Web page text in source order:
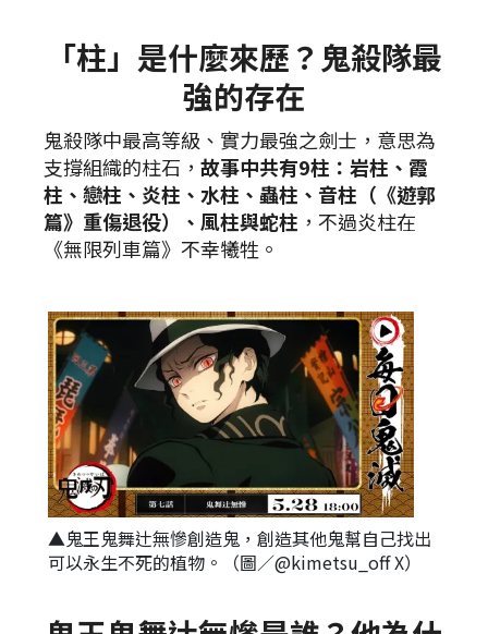
「柱」是什麼來歷？鬼殺隊最
強的存在
鬼殺隊中最高等級、實力最強之劍士，意思為
支撐組織的柱石， 故事中共有9柱：岩柱、霞
柱、戀柱、炎柱、水柱、蟲柱、音柱（《遊郭
篇》重傷退役）、風柱與蛇柱 ，不過炎柱在
《無限列車篇》不幸犧牲。
▲鬼王鬼舞辻無慘創造鬼，創造其他鬼幫自己找出
可以永生不死的植物。（圖／@kimetsu_off X）